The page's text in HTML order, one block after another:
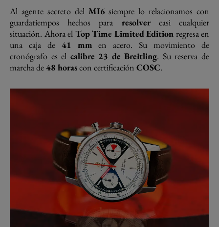
Al agente secreto del MI6 siempre lo relacionamos con
guardatiempos hechos para resolvercasi cualquier
situación. Ahora el Top Time Limited Edition regresa en
una caja de 41 mm en acero. Su movimiento de
cronógrafo es el calibre 23 de Breitling. Su reserva de
marcha de48 horascon certificación COSC.